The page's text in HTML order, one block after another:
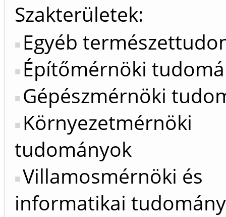
Szakterületek:
Egyéb
Építőmérnöki
Gépészmérnöki
Környezetmérnöki
tudományok
Villamosmérnöki és
informatikai